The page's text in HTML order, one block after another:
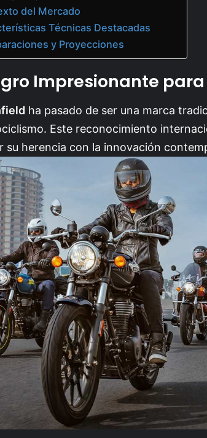
del Mercado
Técnicas Destacadas
y Proyecciones
Impresionante
ha pasado de ser una marca
Este reconocimiento
su herencia con la innovación